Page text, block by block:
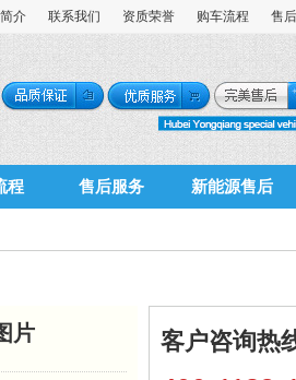
介 联系我们 资质荣誉 购车流程 售
程 售后服务 新能源售后
片 客户咨询热